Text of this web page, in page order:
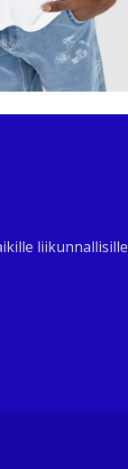
liikunnallisille